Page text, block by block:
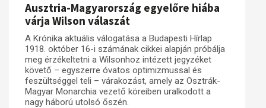
A békerendszer megszilárdulása
Galéria
Adatbázis
Emlékművek (feltöltés alatt)
Menekültek
Visszhang
Publikációk
Kapcsolat
Ausztria-Magyarország egyelőre hiába
várja Wilson válaszát
A Krónika aktuális válogatása a Budapesti Hírlap
1918. október 16-i számának cikkei alapján próbálja
meg érzékeltetni a Wilsonhoz intézett jegyzéket
követő – egyszerre óvatos optimizmussal és
feszültséggel teli – várakozást, amely az Osztrák-
Magyar Monarchia vezető köreiben uralkodott a
nagy háború utolsó őszén.